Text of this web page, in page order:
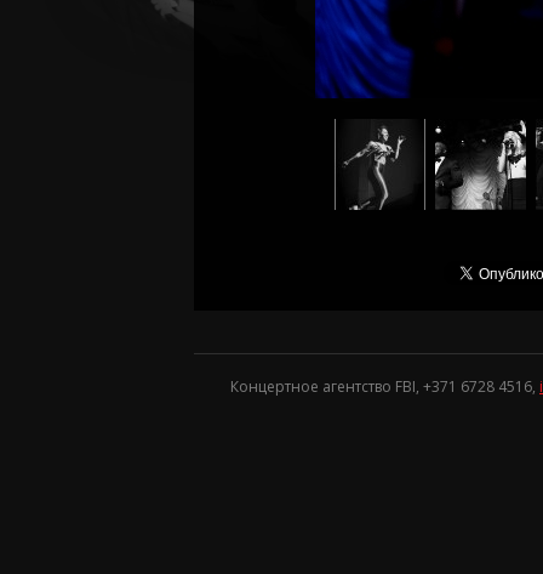
Концертное агентство FBI, +371 6728 4516,